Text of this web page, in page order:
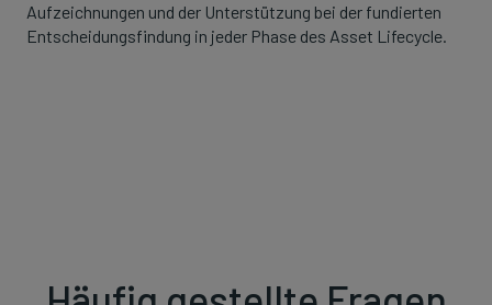
Aufzeichnungen und der Unterstützung bei der fundierten
Entscheidungsfindung in jeder Phase des Asset Lifecycle.